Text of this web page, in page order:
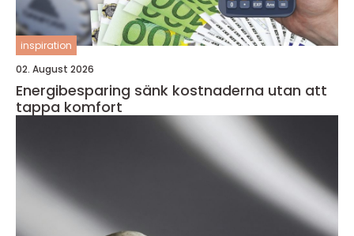
inspiration
02. August 2026
Energibesparing sänk kostnaderna utan att
tappa komfort